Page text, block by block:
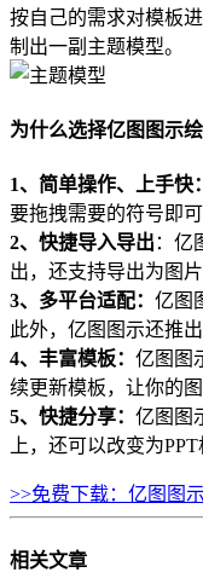
按自己的需求对模板
制出一副主题模型。
为什么选择亿图图示
1、简单操作、上手快：
要拖拽需要的符号即
2、快捷导入导出 ：亿
出，还支持导出为图
3、多平台适配： 亿图
此外，亿图图示还推
4、丰富模板： 亿图图
续更新模板，让你的图
5、快捷分享： 亿图图
上，还可以改变为
>>免费下载：亿图图
相关文章